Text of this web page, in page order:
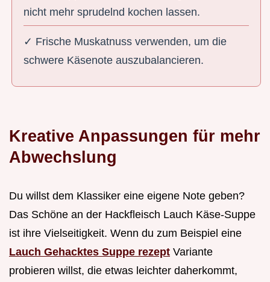
nicht mehr sprudelnd kochen lassen.
✓ Frische Muskatnuss verwenden, um die
schwere Käsenote auszubalancieren.
Kreative Anpassungen für mehr
Abwechslung
Du willst dem Klassiker eine eigene Note geben?
Das Schöne an der Hackfleisch Lauch Käse-Suppe
ist ihre Vielseitigkeit. Wenn du zum Beispiel eine
Lauch Gehacktes Suppe rezept Variante
probieren willst, die etwas leichter daherkommt,